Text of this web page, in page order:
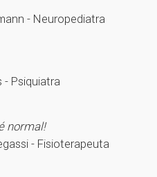
- Neuropediatra
- Psiquiatra
normal!
- Fisioterapeuta